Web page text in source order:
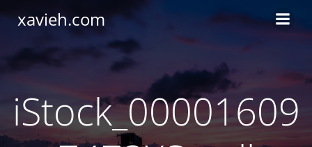
xavieh.com
iStock_00001609